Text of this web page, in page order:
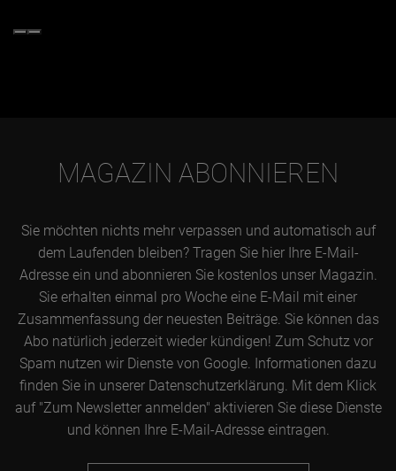
MAGAZIN ABONNIEREN
Sie möchten nichts mehr verpassen und automatisch auf
dem Laufenden bleiben? Tragen Sie hier Ihre E-Mail-
Adresse ein und abonnieren Sie kostenlos unser Magazin.
Sie erhalten einmal pro Woche eine E-Mail mit einer
Zusammenfassung der neuesten Beiträge. Sie können das
Abo natürlich jederzeit wieder kündigen! Zum Schutz vor
Spam nutzen wir Dienste von Google. Informationen dazu
finden Sie in unserer Datenschutzerklärung. Mit dem Klick
auf "Zum Newsletter anmelden" aktivieren Sie diese Dienste
und können Ihre E-Mail-Adresse eintragen.